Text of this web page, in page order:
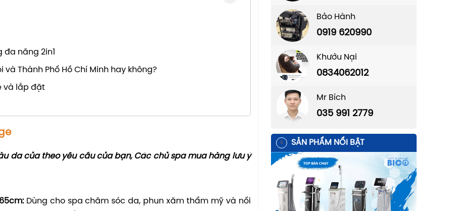
năng 2in1
Thành Phố Hồ Chí Minh hay không?
và lắp đặt
da của theo yêu cầu của bạn, Các chủ spa mua hàng lưu ý
Dùng cho spa chăm sóc da, phun xăm thẩm mỹ và nối
Bảo Hành
0919 620990
Khướu Nại
0834062012
Mr Bích
035 991 2779
SẢN PHẨM NỔI BẬT